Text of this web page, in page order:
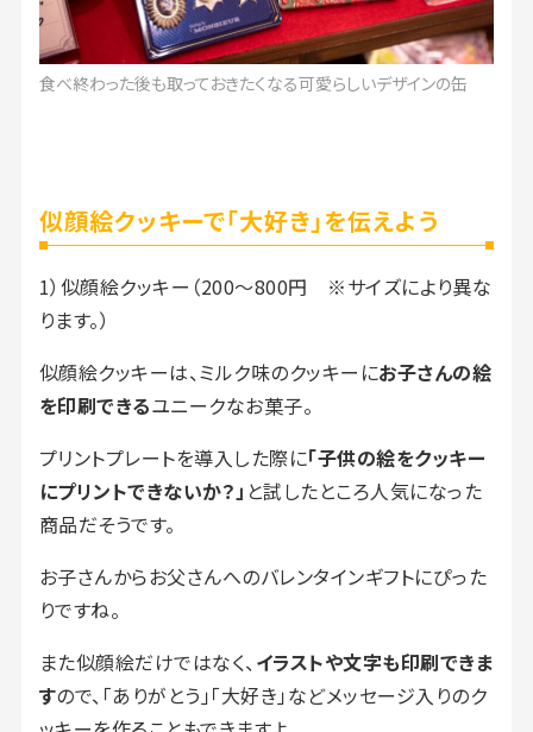
食べ終わった後も取っておきたくなる可愛らしいデザインの缶
似顔絵クッキーで「大好き」を伝えよう
1）似顔絵クッキー（200～800円 ※サイズにより異な
ります。）
似顔絵クッキーは、ミルク味のクッキーにお子さんの絵
を印刷できるユニークなお菓子。
プリントプレートを導入した際に「子供の絵をクッキー
にプリントできないか？」 と試したところ人気になった
商品だそうです。
お子さんからお父さんへのバレンタインギフトにぴった
りですね。
また似顔絵だけではなく、イラストや文字も印刷できま
すので、「ありがとう」「大好き」などメッセージ入りのク